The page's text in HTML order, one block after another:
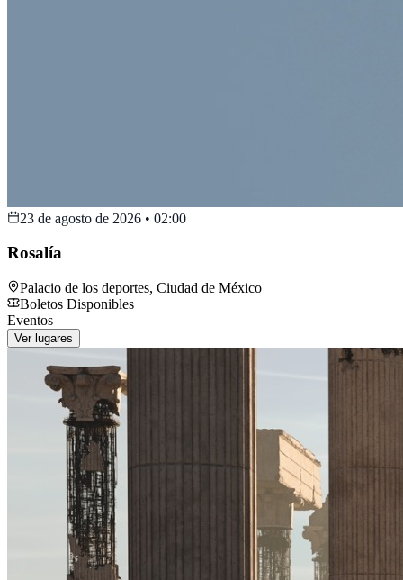
23 de agosto de 2026 • 02:00
Rosalía
Palacio de los deportes, Ciudad de México
Boletos Disponibles
Eventos
Ver lugares